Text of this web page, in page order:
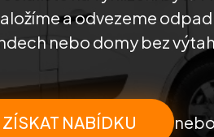
a odvezeme
nebo domy bez
ZÍSKAT NABÍDKU